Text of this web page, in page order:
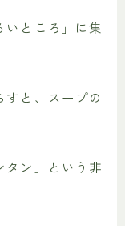
いところ」に集
と、スープの
タン」という非